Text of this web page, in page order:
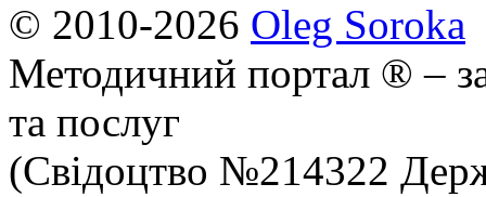
© 2010-2026 Oleg Soroka
Методичний портал ® –
та послуг
(Свідоцтво №214322